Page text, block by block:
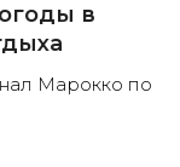
в
Марокко по